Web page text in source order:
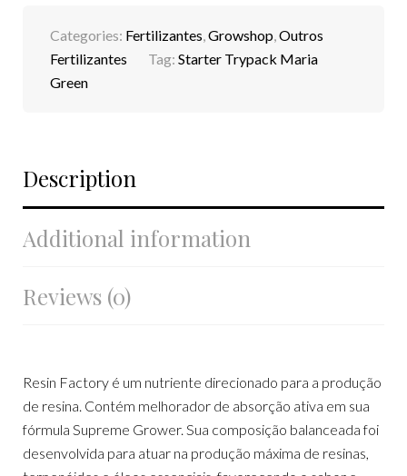
Categories: Fertilizantes,Growshop,Outros
Fertilizantes
Tag: Starter Trypack Maria
Green
Description
Additional information
Reviews (0)
Resin Factory é um nutriente direcionado para a produção
de resina. Contém melhorador de absorção ativa em sua
fórmula Supreme Grower. Sua composição balanceada foi
desenvolvida para atuar na produção máxima de resinas,